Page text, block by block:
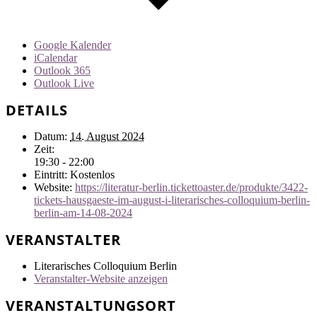
Google Kalender
iCalendar
Outlook 365
Outlook Live
DETAILS
Datum: 14. August 2024
Zeit:
19:30 - 22:00
Eintritt: Kostenlos
Website: https://literatur-berlin.tickettoaster.de/produkte/3422-
tickets-hausgaeste-im-august-i-literarisches-colloquium-berlin-
berlin-am-14-08-2024
VERANSTALTER
Literarisches Colloquium Berlin
Veranstalter-Website anzeigen
VERANSTALTUNGSORT